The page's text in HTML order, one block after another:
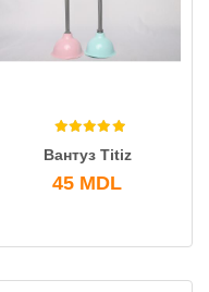
Вантуз Titiz
45 MDL